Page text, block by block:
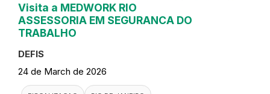
Visita a MEDWORK RIO
ASSESSORIA EM SEGURANCA DO
TRABALHO
DEFIS
24 de March de 2026